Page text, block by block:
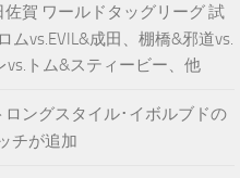
賀 ワールドタッグリーグ 試
vs.EVIL&成田、棚橋&邪道vs.
トム&スティービー、他
ングスタイル･イボルブドの
チが追加